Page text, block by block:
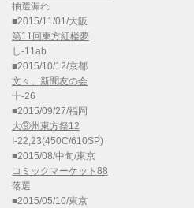
抽選漏れ
■2015/11/01/大阪
第11回東方紅楼夢
し-11ab
■2015/10/12/京都
文々。新聞友の会
十-26
■2015/09/27/福岡
大⑨州東方祭12
I-22,23(450C/610SP)
■2015/08/中旬/東京
コミックマーケット88
落選
■2015/05/10/東京